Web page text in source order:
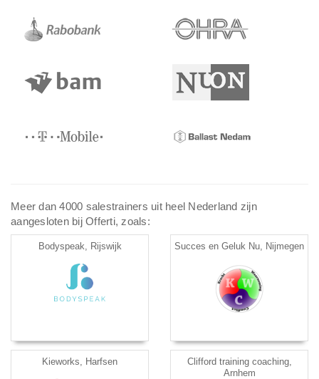
Meer dan 4000 salestrainers uit heel Nederland zijn
aangesloten bij Offerti, zoals:
Bodyspeak, Rijswijk Succes en Geluk Nu, Nijmegen
Kieworks, Harfsen
Clifford training coaching,
Arnhem